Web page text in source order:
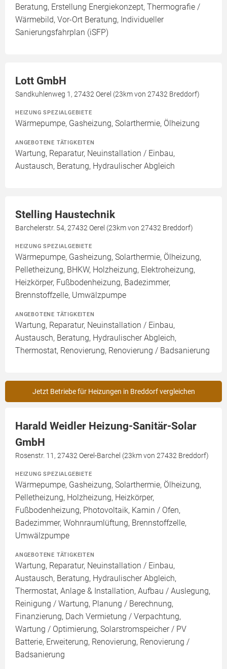
Beratung, Erstellung Energiekonzept, Thermografie /
Wärmebild, Vor-Ort Beratung, Individueller
Sanierungsfahrplan (iSFP)
Lott GmbH
Sandkuhlenweg 1, 27432 Oerel (23km von 27432 Breddorf)
HEIZUNG SPEZIALGEBIETE
Wärmepumpe, Gasheizung, Solarthermie, Ölheizung
ANGEBOTENE TÄTIGKEITEN
Wartung, Reparatur, Neuinstallation / Einbau,
Austausch, Beratung, Hydraulischer Abgleich
Stelling Haustechnik
Barchelerstr. 54, 27432 Oerel (23km von 27432 Breddorf)
HEIZUNG SPEZIALGEBIETE
Wärmepumpe, Gasheizung, Solarthermie, Ölheizung,
Pelletheizung, BHKW, Holzheizung, Elektroheizung,
Heizkörper, Fußbodenheizung, Badezimmer,
Brennstoffzelle, Umwälzpumpe
ANGEBOTENE TÄTIGKEITEN
Wartung, Reparatur, Neuinstallation / Einbau,
Austausch, Beratung, Hydraulischer Abgleich,
Thermostat, Renovierung, Renovierung / Badsanierung
Jetzt Betriebe für Heizungen in Breddorf vergleichen
Harald Weidler Heizung-Sanitär-Solar
GmbH
Rosenstr. 11, 27432 Oerel-Barchel (23km von 27432 Breddorf)
HEIZUNG SPEZIALGEBIETE
Wärmepumpe, Gasheizung, Solarthermie, Ölheizung,
Pelletheizung, Holzheizung, Heizkörper,
Fußbodenheizung, Photovoltaik, Kamin / Ofen,
Badezimmer, Wohnraumlüftung, Brennstoffzelle,
Umwälzpumpe
ANGEBOTENE TÄTIGKEITEN
Wartung, Reparatur, Neuinstallation / Einbau,
Austausch, Beratung, Hydraulischer Abgleich,
Thermostat, Anlage & Installation, Aufbau / Auslegung,
Reinigung / Wartung, Planung / Berechnung,
Finanzierung, Dach Vermietung / Verpachtung,
Wartung / Optimierung, Solarstromspeicher / PV
Batterie, Erweiterung, Renovierung, Renovierung /
Badsanierung